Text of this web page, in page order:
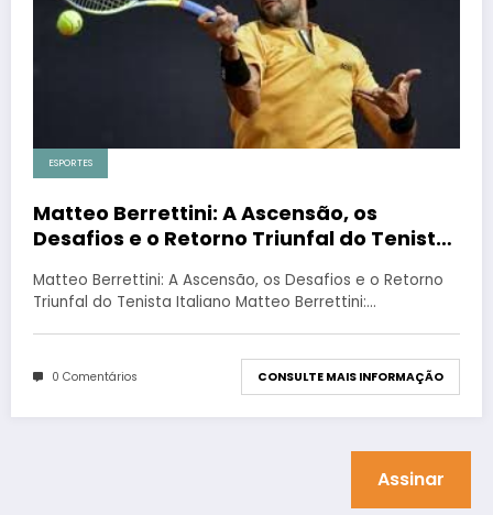
ESPORTES
Matteo Berrettini: A Ascensão, os
Desafios e o Retorno Triunfal do Tenista
Matteo Berrettini: A Ascensão, os Desafios e o Retorno
Triunfal do Tenista Italiano Matteo Berrettini:…
0 Comentários CONSULTE MAIS INFORMAÇÃO
Assinar